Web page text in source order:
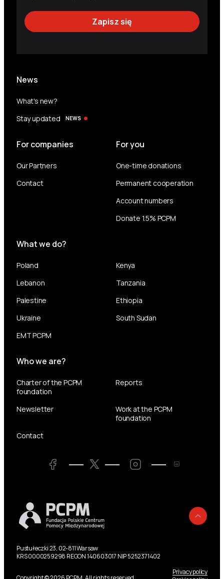
News
What's new?
Stay updated
NEWS
For companies
Our Partners
Contact
For you
One-time donations
Permanent cooperation
Account numbers
Donate 1.5% PCPM
What we do?
Poland
Lebanon
Palestine
Ukraine
EMT PCPM
Kenya
Tanzania
Ethiopia
South Sudan
Who we are?
Charter of the PCPM
foundation
Reports
Newsletter
Work at the PCPM
foundation
Contact
Facebook Twitter LinkedIn Twitter
Pustułeczki 23, 02-811 Warsaw
KRS 0000259298 REGON 140603017 NIP 5252371402
Privacy policy